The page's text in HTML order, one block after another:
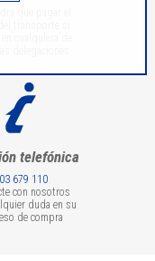
telefónica
679 110
con nosotros
duda en su
de compra